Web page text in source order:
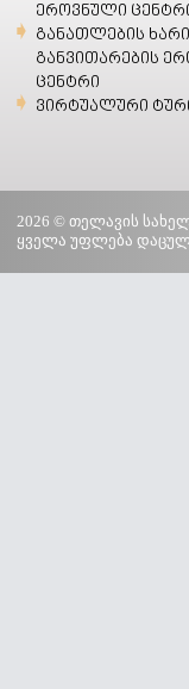
ეროვნული
განათლების
განვითარების
ცენტრი
ვირტუალური
2026 © თელავის
ყველა უფლება